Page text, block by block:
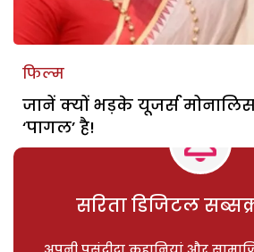
फिल्म
जानें क्यों भड़के यूजर्स
‘पागल’ है!
सरिता डिजिटल